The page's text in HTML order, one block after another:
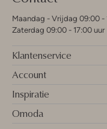
Maandag - Vrijdag 09:00 -
Zaterdag 09:00 - 17:00 uur
Klantenservice
Account
Inspiratie
Omoda